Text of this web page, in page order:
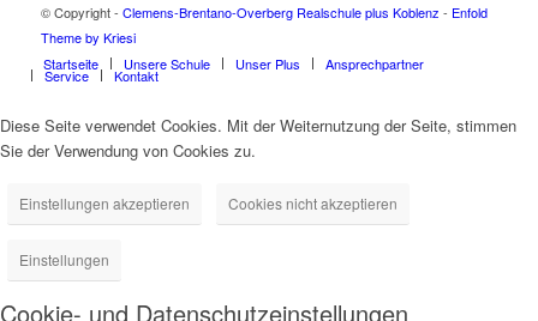
© Copyright - Clemens-Brentano-Overberg Realschule plus Koblenz - Enfold
Theme by Kriesi
Startseite
Unsere Schule Unser Plus Ansprechpartner
Service Kontakt
Diese Seite verwendet Cookies. Mit der Weiternutzung der Seite, stimmen
Sie der Verwendung von Cookies zu.
Einstellungen akzeptieren Cookies nicht akzeptieren
Einstellungen
Cookie- und Datenschutzeinstellungen